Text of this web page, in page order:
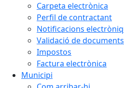
Carpeta electrònica
Perfil de contractant
Notificacions
Validació de documents
Impostos
Factura electrònica
Municipi